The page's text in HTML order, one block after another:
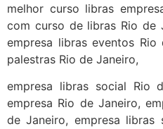
melhor curso libras
com curso de libras Rio de
empresa libras eventos
palestras Rio de Janeiro,
empresa libras social Rio
empresa Rio de Janeiro,
de Janeiro, empresa libras